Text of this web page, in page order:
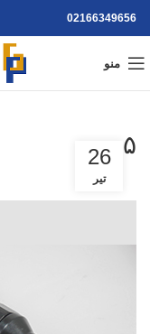
02166349656
منو
۵ 26
تیر